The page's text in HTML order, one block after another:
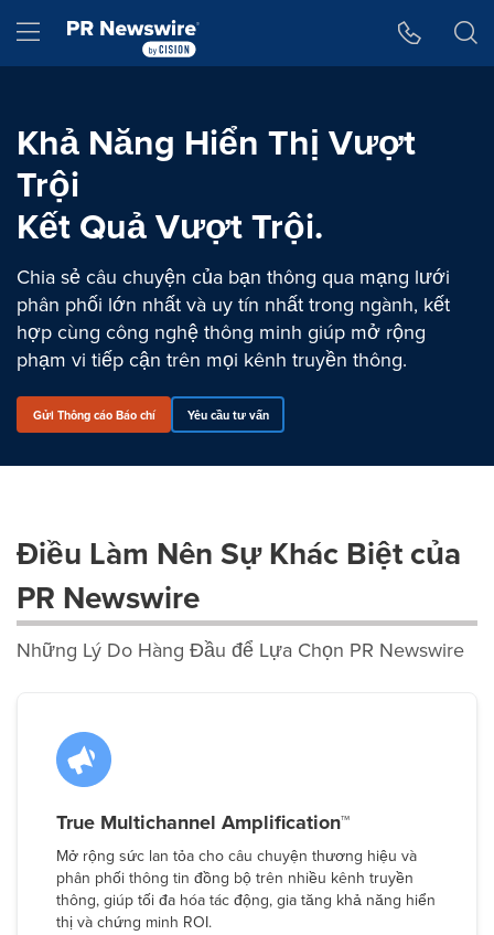
Hamburger menu
Khả Năng Hiển Thị Vượt
Trội
Kết Quả Vượt Trội.
Chia sẻ câu chuyện của bạn thông qua mạng lưới
phân phối lớn nhất và uy tín nhất trong ngành, kết
hợp cùng công nghệ thông minh giúp mở rộng
phạm vi tiếp cận trên mọi kênh truyền thông.
Gửi Thông cáo Báo chí Yêu cầu tư vấn
Điều Làm Nên Sự Khác Biệt của
PR Newswire
Những Lý Do Hàng Đầu để Lựa Chọn PR Newswire
True Multichannel Amplification™
Mở rộng sức lan tỏa cho câu chuyện thương hiệu và
phân phối thông tin đồng bộ trên nhiều kênh truyền
thông, giúp tối đa hóa tác động, gia tăng khả năng hiển
thị và chứng minh ROI.